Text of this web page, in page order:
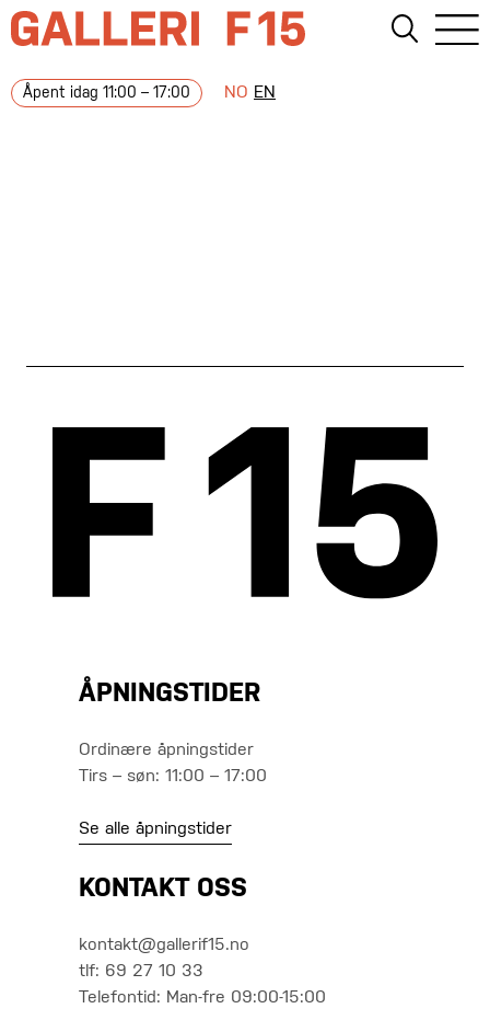
Åpent idag 11:00 – 17:00 NO EN
ÅPNINGSTIDER
Ordinære åpningstider
Tirs – søn: 11:00 – 17:00
Se alle åpningstider
KONTAKT OSS
kontakt@gallerif15.no
tlf: 69 27 10 33
Telefontid: Man-fre 09:00-15:00